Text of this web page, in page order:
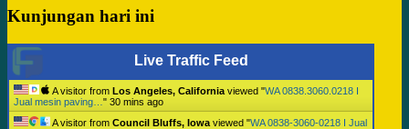
Kunjungan hari ini
Live Traffic Feed
A visitor from Los Angeles, California viewed "WA 0838.3060.0218 I
Jual mesin paving… " 30 mins ago
A visitor from Council Bluffs, Iowa viewed "WA 0838-3060-0218 I Jual